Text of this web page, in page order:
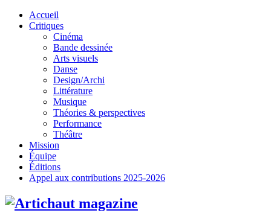
Skip
Accueil
Critiques
Cinéma
Bande dessinée
Arts visuels
Danse
Design/Archi
Littérature
Musique
Théories & perspectives
Performance
Théâtre
Mission
Équipe
Éditions
Appel aux contributions 2025-2026